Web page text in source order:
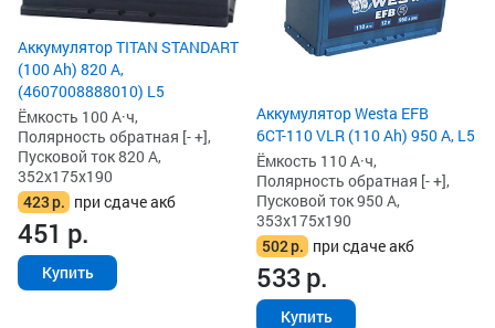
Аккумулятор TITAN STANDART
(100 Ah) 820 А,
(4607008888010) L5
Ёмкость 100 А·ч,
Полярность обратная [- +],
Пусковой ток 820 А,
352x175x190
423р. при сдаче акб
451 р.
Купить
Аккумулятор Westa EFB
6СТ-110 VLR (110 Ah) 950 А, L5
Ёмкость 110 А·ч,
Полярность обратная [- +],
Пусковой ток 950 А,
353x175x190
502р. при сдаче акб
533р.
Купить